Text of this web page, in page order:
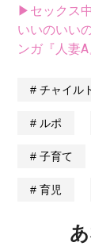
▶セックス
いいのいい
ンガ『人妻
チャイル
ルポ
子育て
育児